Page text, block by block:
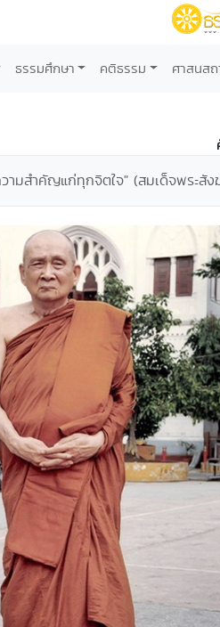
ธรรมศึกษา คติธรรม ศาสนส
ามสำคัญแก่ทุกจิตใจ" (สมเด็จพระสัง